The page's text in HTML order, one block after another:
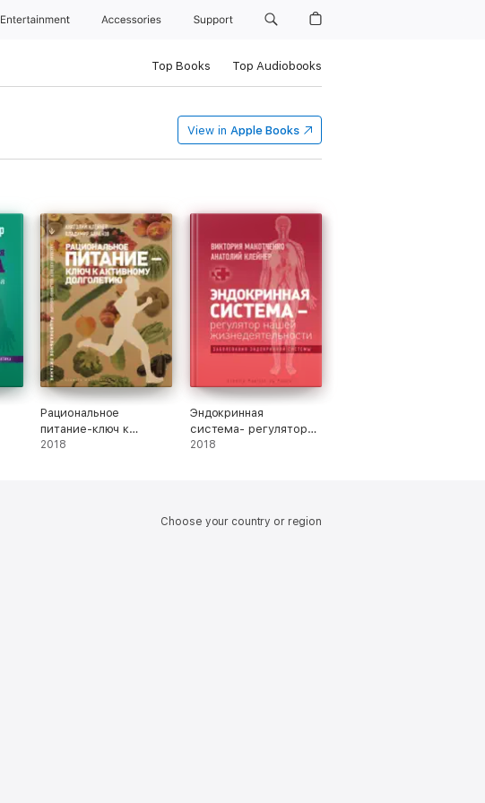
Entertainment Accessories Support
Top Books Top Audiobooks
View in Apple Books
Рациональное
питание-ключ к
активному долголетию
2018
Эндокринная
система- регулятор
нашей
2018
Choose your country or region